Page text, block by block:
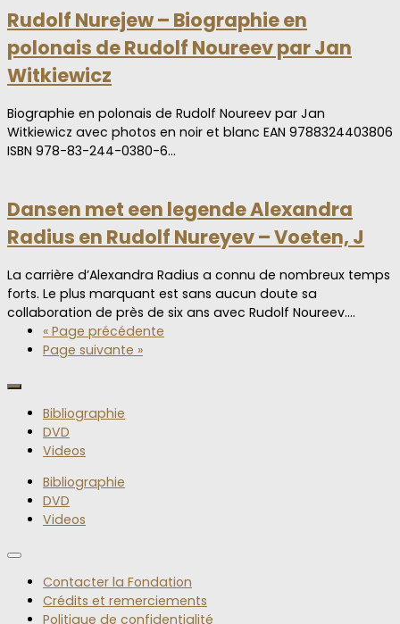
Rudolf Nurejew – Biographie en
polonais de Rudolf Noureev par Jan
Witkiewicz
Biographie en polonais de Rudolf Noureev par Jan
Witkiewicz avec photos en noir et blanc EAN 9788324403806
ISBN 978-83-244-0380-6…
Dansen met een legende Alexandra
Radius en Rudolf Nureyev – Voeten, J
La carrière d’Alexandra Radius a connu de nombreux temps
forts. Le plus marquant est sans aucun doute sa
collaboration de près de six ans avec Rudolf Noureev.…
« Page précédente
Page suivante »
Bibliographie
DVD
Videos
Bibliographie
DVD
Videos
Contacter la Fondation
Crédits et remerciements
Politique de confidentialité